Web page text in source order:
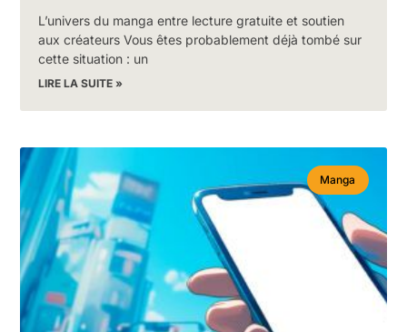
L’univers du manga entre lecture gratuite et soutien
aux créateurs Vous êtes probablement déjà tombé sur
cette situation : un
LIRE LA SUITE »
Manga